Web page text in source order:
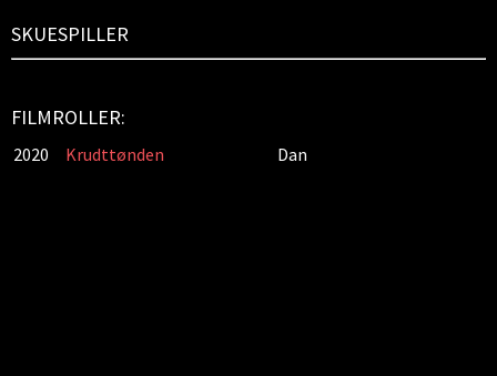
SKUESPILLER
FILMROLLER:
2020 Krudttønden Dan